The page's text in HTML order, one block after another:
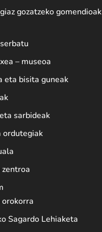
gozatzeko gomendioak
– museoa
eta bisita guneak
sarbideak
ordutegiak
Sagardo Lehiaketa